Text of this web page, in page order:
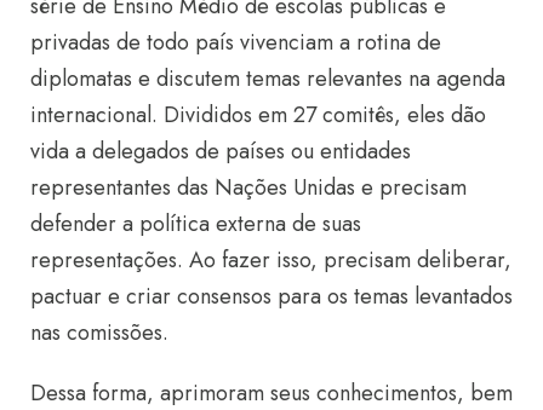
privadas de todo país vivenciam a rotina de
diplomatas e discutem temas relevantes na agenda
internacional. Divididos em 27 comitês, eles dão
vida a delegados de países ou entidades
representantes das Nações Unidas e precisam
defender a política externa de suas
representações. Ao fazer isso, precisam deliberar,
pactuar e criar consensos para os temas levantados
nas comissões.
Dessa forma, aprimoram seus conhecimentos, bem